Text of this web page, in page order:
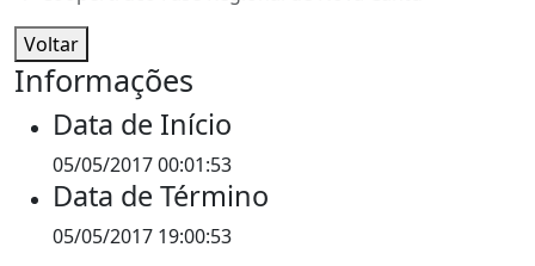
Voltar
Informações
Data de Início
05/05/2017 00:01:53
Data de Término
05/05/2017 19:00:53